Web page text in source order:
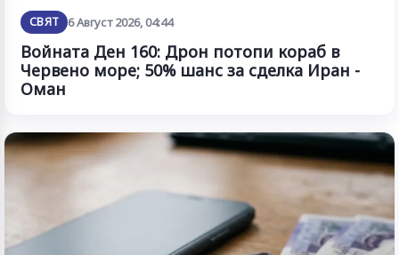
СВЯТ 6 Август 2026, 04:44
Войната Ден 160: Дрон потопи кораб в
Червено море; 50% шанс за сделка Иран -
Оман